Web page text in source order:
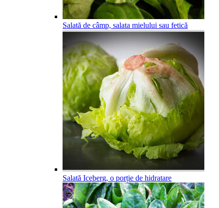
Salată de câmp, salata mielului sau fetică
Salată Iceberg, o porție de hidratare